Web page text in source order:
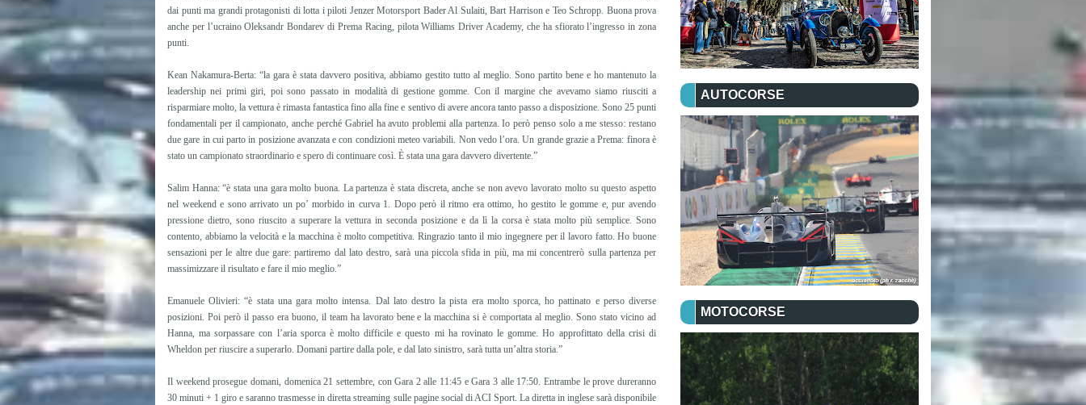
dai punti ma grandi protagonisti di lotta i piloti Jenzer Motorsport Bader Al Sulaiti, Bart Harrison e Teo Schropp. Buona prova
anche per l’ucraino Oleksandr Bondarev di Prema Racing, pilota Williams Driver Academy, che ha sfiorato l’ingresso in zona
punti.
Kean Nakamura-Berta: “la gara è stata davvero positiva, abbiamo gestito tutto al meglio. Sono partito bene e ho mantenuto la
leadership nei primi giri, poi sono passato in modalità di gestione gomme. Con il margine che avevamo siamo riusciti a
risparmiare molto, la vettura è rimasta fantastica fino alla fine e sentivo di avere ancora tanto passo a disposizione. Sono 25 punti
fondamentali per il campionato, anche perché Gabriel ha avuto problemi alla partenza. Io però penso solo a me stesso: restano
due gare in cui parto in posizione avanzata e con condizioni meteo variabili. Non vedo l’ora. Un grande grazie a Prema: finora è
stato un campionato straordinario e spero di continuare così. È stata una gara davvero divertente.”
Salim Hanna: “è stata una gara molto buona. La partenza è stata discreta, anche se non avevo lavorato molto su questo aspetto
nel weekend e sono arrivato un po’ morbido in curva 1. Dopo però il ritmo era ottimo, ho gestito le gomme e, pur avendo
pressione dietro, sono riuscito a superare la vettura in seconda posizione e da lì la corsa è stata molto più semplice. Sono
contento, abbiamo la velocità e la macchina è molto competitiva. Ringrazio tanto il mio ingegnere per il lavoro fatto. Ho buone
sensazioni per le altre due gare: partiremo dal lato destro, sarà una piccola sfida in più, ma mi concentrerò sulla partenza per
massimizzare il risultato e fare il mio meglio.”
Emanuele Olivieri: “è stata una gara molto intensa. Dal lato destro la pista era molto sporca, ho pattinato e perso diverse
posizioni. Poi però il passo era buono, il team ha lavorato bene e la macchina si è comportata al meglio. Sono stato vicino ad
Hanna, ma sorpassare con l’aria sporca è molto difficile e questo mi ha rovinato le gomme. Ho approfittato della crisi di
Wheldon per riuscire a superarlo. Domani partire dalla pole, e dal lato sinistro, sarà tutta un’altra storia.”
Il weekend prosegue domani, domenica 21 settembre, con Gara 2 alle 11:45 e Gara 3 alle 17:50. Entrambe le prove dureranno
30 minuti + 1 giro e saranno trasmesse in diretta streaming sulle pagine social di ACI Sport. La diretta in inglese sarà disponibile
AUTOCORSE
MOTOCORSE